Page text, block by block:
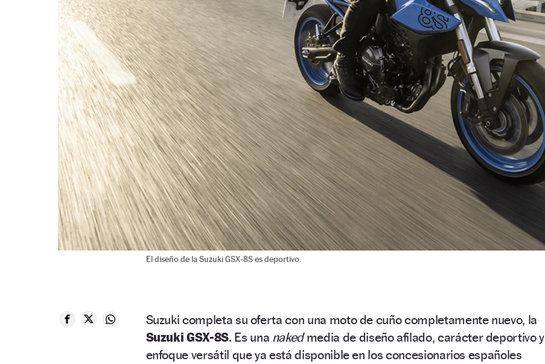
El diseño de la Suzuki GSX-8S es deportivo.
Suzuki completa su oferta con una moto de cuño completamente nuevo, la
Suzuki GSX-8S. Es una nakedmedia de diseño afilado, carácter deportivo y
enfoque versátil que ya está disponible en los concesionarios españoles